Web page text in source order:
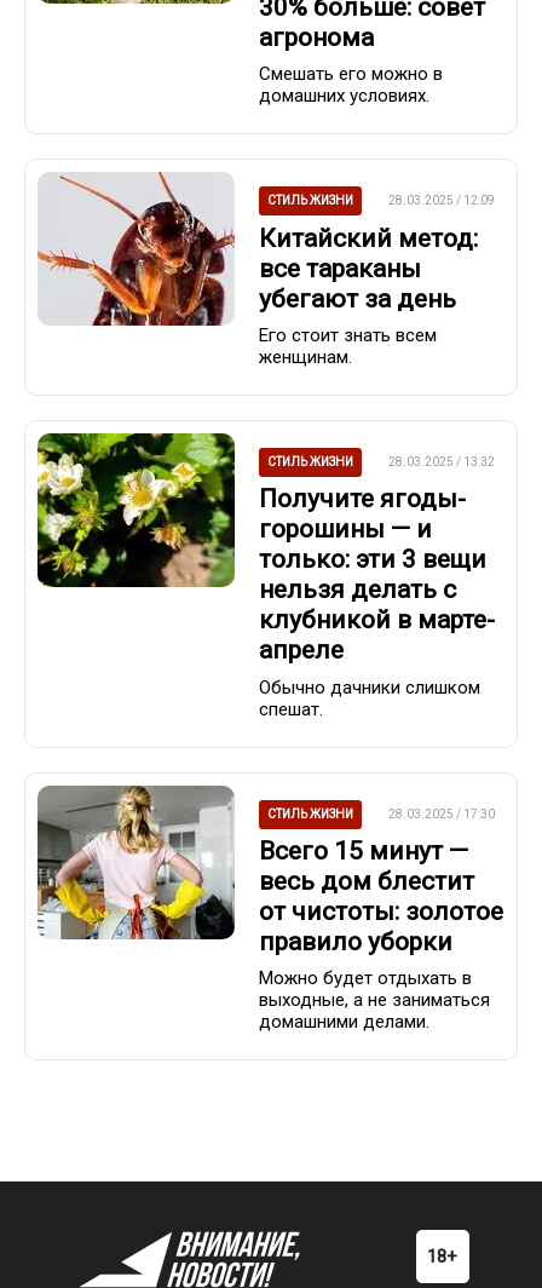
30% больше: совет
агронома
Смешать его можно в
домашних условиях.
СТИЛЬ ЖИЗНИ 28.03.2025 / 12:09
Китайский метод:
все тараканы
убегают за день
Его стоит знать всем
женщинам.
СТИЛЬ ЖИЗНИ 28.03.2025 / 13:32
Получите ягоды-
горошины — и
только: эти 3 вещи
нельзя делать с
клубникой в марте-
апреле
Обычно дачники слишком
спешат.
СТИЛЬ ЖИЗНИ 28.03.2025 / 17:30
Всего 15 минут —
весь дом блестит
от чистоты: золотое
правило уборки
Можно будет отдыхать в
выходные, а не заниматься
домашними делами.